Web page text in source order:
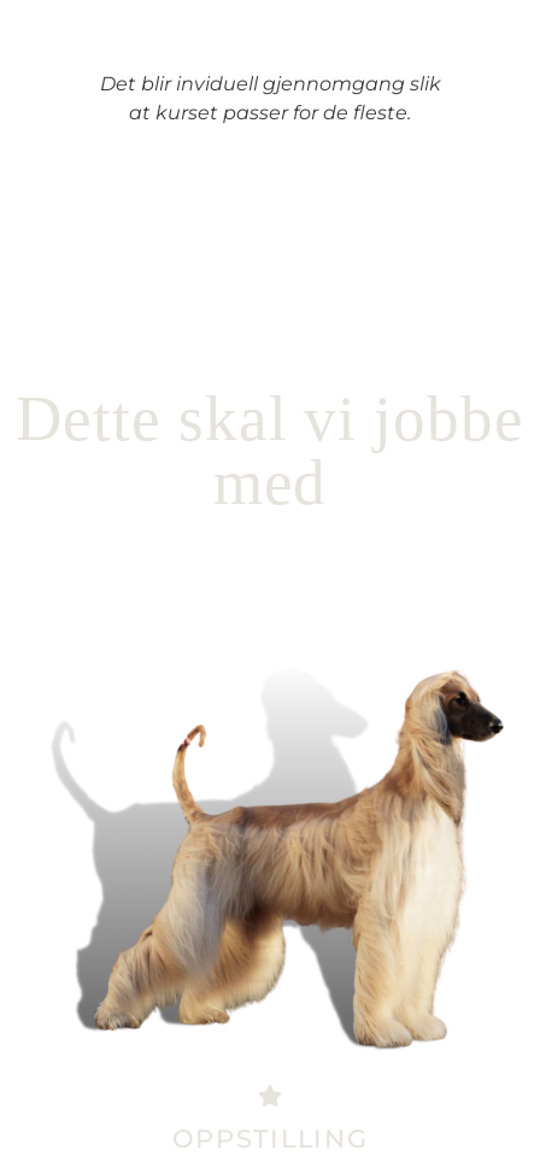
Det blir inviduell gjennomgang slik
at kurset passer for de fleste.
Dette skal vi jobbe
med
OPPSTILLING